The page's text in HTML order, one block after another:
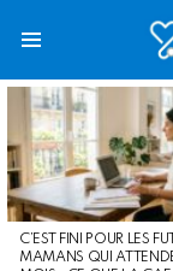
LATEST
STORIES
C’EST FINI POUR LES
MAMANS QUI